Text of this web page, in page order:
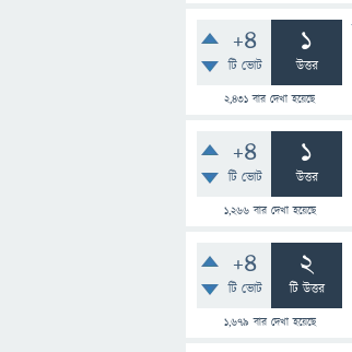
+4
টি ভোট
1
উত্তর
2,431 বার দেখা হয়েছে
+4
টি ভোট
1
উত্তর
1,266বার দেখা হয়েছে
+4
টি ভোট
2
টি উত্তর
1,679 বার দেখা হয়েছে